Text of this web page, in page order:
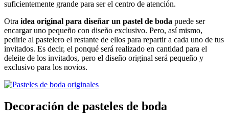
suficientemente grande para ser el centro de atención.
Otra idea original para diseñar un pastel de boda puede ser
encargar uno pequeño con diseño exclusivo. Pero, así mismo,
pedirle al pastelero el restante de ellos para repartir a cada uno de tus
invitados. Es decir, el ponqué será realizado en cantidad para el
deleite de los invitados, pero el diseño original será pequeño y
exclusivo para los novios.
Decoración de pasteles de boda